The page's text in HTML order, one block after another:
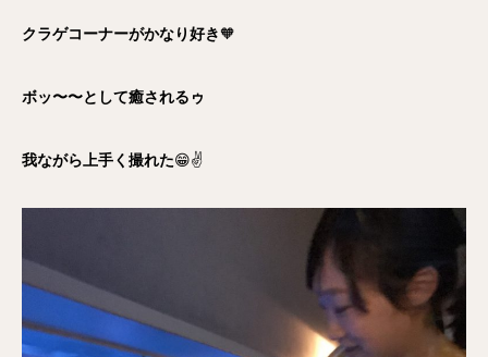
クラゲコーナーがかなり好き🧡
ボッ〜〜として癒されるゥ
我ながら上手く撮れた😁✌️